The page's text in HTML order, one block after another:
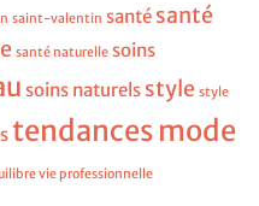
saint-valentin santé santé
santé naturelle soins
soins naturels style style
tendances mode
vie professionnelle